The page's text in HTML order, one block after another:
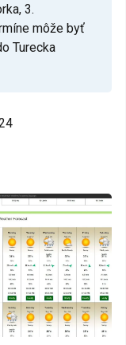
3.
môže byť
Turecka